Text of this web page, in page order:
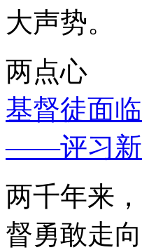
大声势。
两点心
基督徒面
——评习新
两千年来
督勇敢走